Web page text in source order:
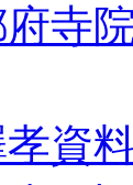
寺
資